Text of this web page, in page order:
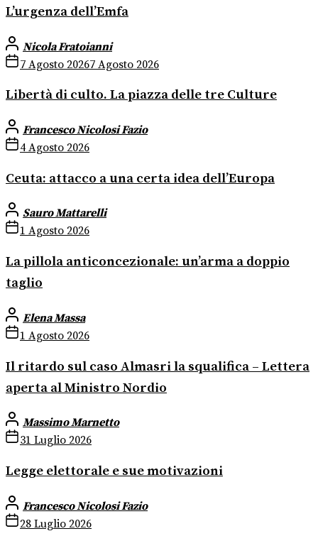
L’urgenza dell’Emfa
Nicola Fratoianni
7 Agosto 20267 Agosto 2026
Libertà di culto. La piazza delle tre Culture
Francesco Nicolosi Fazio
4 Agosto 2026
Ceuta: attacco a una certa idea dell’Europa
Sauro Mattarelli
1 Agosto 2026
La pillola anticoncezionale: un’arma a doppio
taglio
Elena Massa
1 Agosto 2026
Il ritardo sul caso Almasri la squalifica – Lettera
aperta al Ministro Nordio
Massimo Marnetto
31 Luglio 2026
Legge elettorale e sue motivazioni
Francesco Nicolosi Fazio
28 Luglio 2026